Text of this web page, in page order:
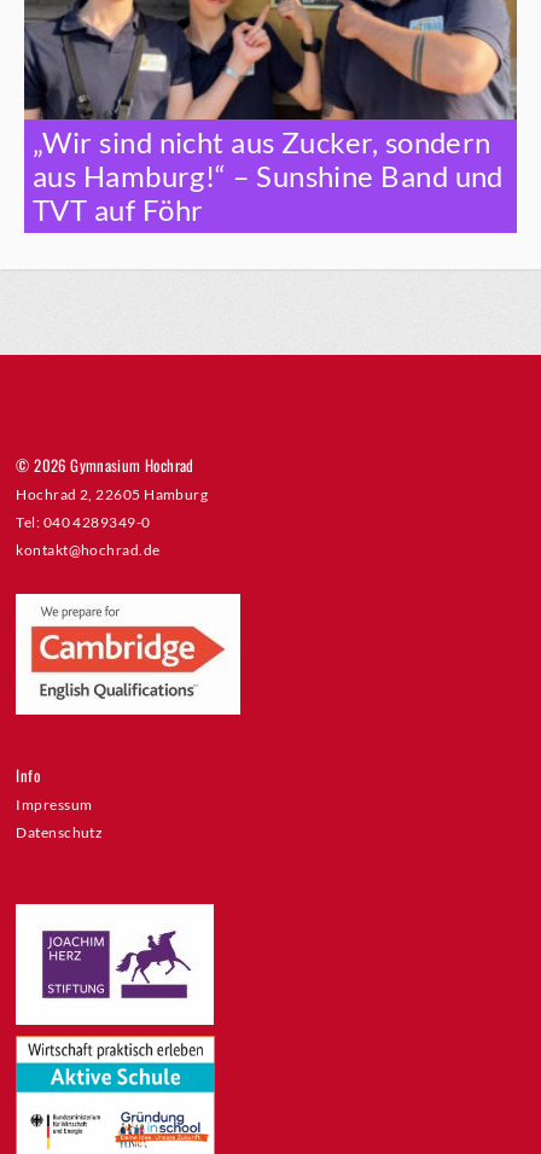
„Wir sind nicht aus Zucker, sondern
aus Hamburg!“ – Sunshine Band und
TVT auf Föhr
© 2026 Gymnasium Hochrad
Hochrad 2, 22605 Hamburg
Tel: 040 4289349-0
kontakt@hochrad.de
Info
Impressum
Datenschutz